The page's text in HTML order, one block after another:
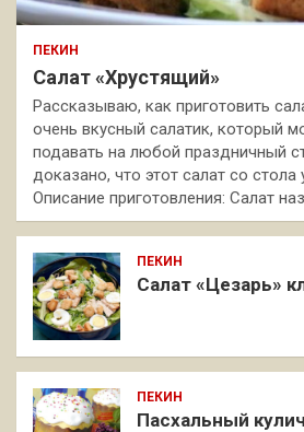
ПЕКИН
Салат «Хрустящий»
Рассказываю, как приготовить
очень вкусный салатик, который
подавать на любой праздничный
доказано, что этот салат со
Описание приготовления: Салат
ПЕКИН
Салат «Цезарь»
ПЕКИН
Пасхальный кулич